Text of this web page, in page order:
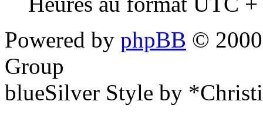
Powered by phpBB ©
Group
blueSilver Style by